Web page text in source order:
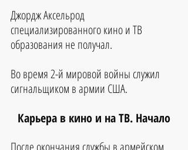
Джордж Аксельрод
специализированного кино и ТВ
образования не получал.
Во время 2-й мировой войны служил
сигнальщиком в армии США.
Карьера в кино и на ТВ. Начало